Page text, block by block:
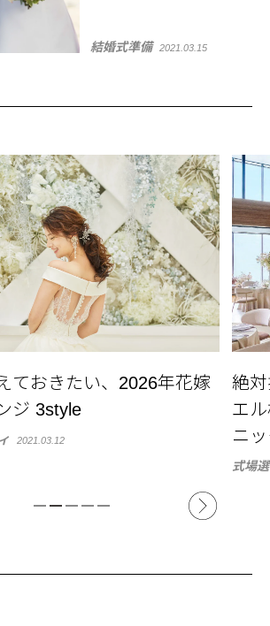
結婚式準備 2021.03.15
ておきたい、アルカンシ
mariageのフォトジェ
ポット
最
イ
花嫁